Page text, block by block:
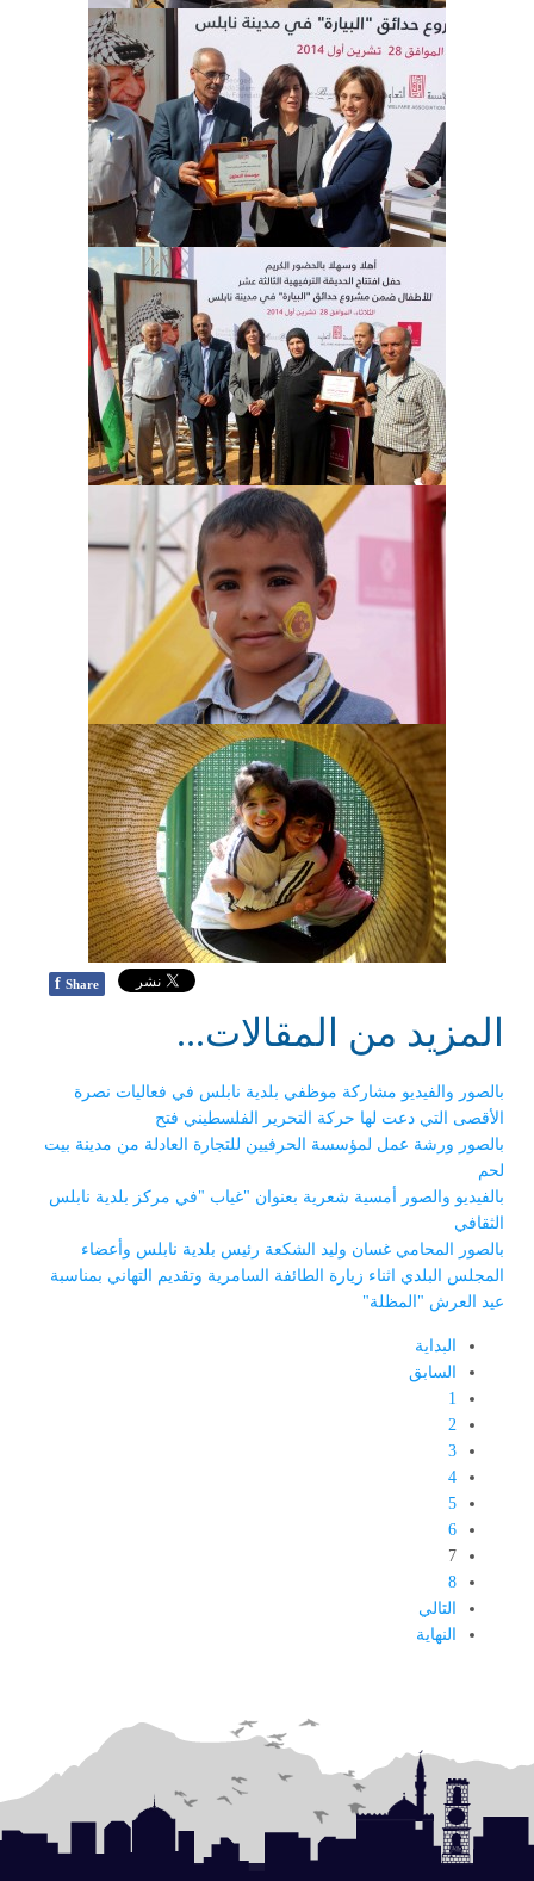
f Share
المزيد من المقالات...
بالصور والفيديو مشاركة موظفي بلدية نابلس في فعاليات نصرة
الأقصى التي دعت لها حركة التحرير الفلسطيني فتح
بالصور ورشة عمل لمؤسسة الحرفيين للتجارة العادلة من مدينة بيت
لحم
بالفيديو والصور أمسية شعرية بعنوان "غياب "في مركز بلدية نابلس
الثقافي
بالصور المحامي غسان وليد الشكعة رئيس بلدية نابلس وأعضاء
المجلس البلدي اثناء زيارة الطائفة السامرية وتقديم التهاني بمناسبة
عيد العرش "المظلة"
البداية
السابق
1
2
3
4
5
6
7
8
التالي
النهاية